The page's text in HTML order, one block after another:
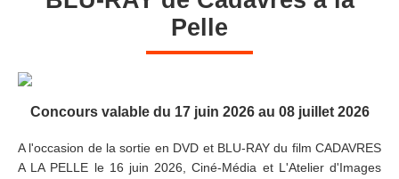
CONCOURS
MEMBRE
Pelle
Concours valable du 17 juin 2026 au 08 juillet 2026
A l'occasion de la sortie en DVD et BLU-RAY du film CADAVRES
A LA PELLE le 16 juin 2026, Ciné-Média et L'Atelier d'Images